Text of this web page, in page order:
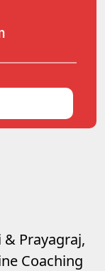
Prayagraj,
Coaching